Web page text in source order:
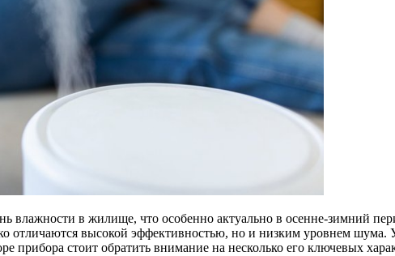
влажности в жилище, что особенно актуально в осенне-зимний
отличаются высокой эффективностью, но и низким уровнем шума.
стоит обратить внимание на несколько его ключевых